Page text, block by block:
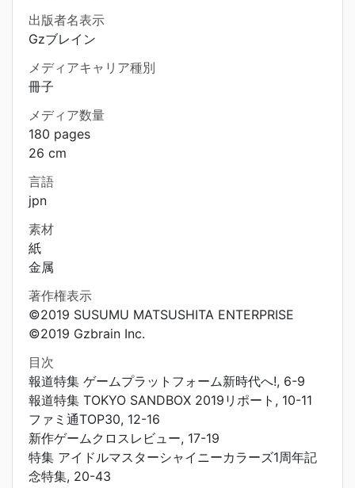
出版者名表示
Gzブレイン
メディアキャリア種別
冊子
メディア数量
180 pages
26 cm
言語
jpn
素材
紙
金属
著作権表示
©2019 SUSUMU MATSUSHITA ENTERPRISE
©2019 Gzbrain Inc.
目次
報道特集 ゲームプラットフォーム新時代へ!, 6-9
報道特集 TOKYO SANDBOX 2019リポート, 10-11
ファミ通TOP30, 12-16
新作ゲームクロスレビュー, 17-19
特集 アイドルマスターシャイニーカラーズ1周年記
念特集, 20-43